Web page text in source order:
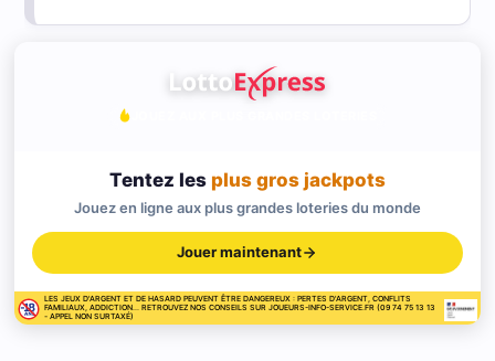
Tentez les plus gros jackpots
Jouez en ligne aux plus grandes loteries du monde
Jouer maintenant
LES JEUX D'ARGENT ET DE HASARD PEUVENT ÊTRE DANGEREUX : PERTES D'ARGENT, CONFLITS
FAMILIAUX, ADDICTION... RETROUVEZ NOS CONSEILS SUR JOUEURS-INFO-SERVICE.FR (09 74 75 13 13
- APPEL NON SURTAXÉ)